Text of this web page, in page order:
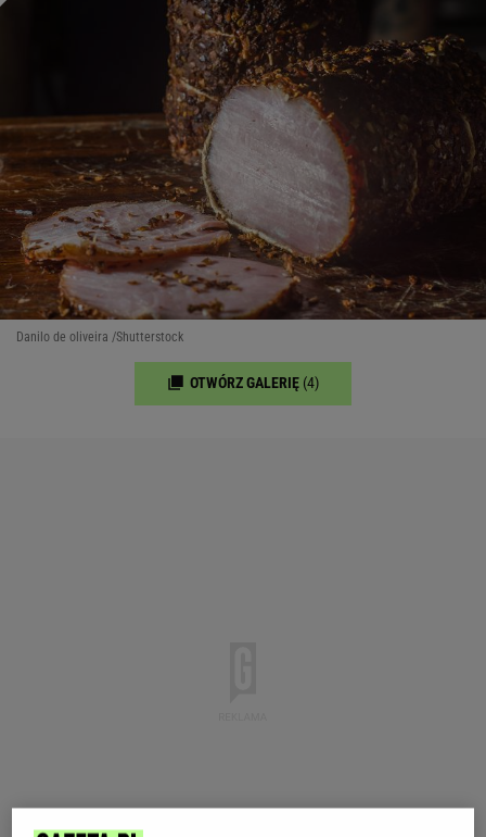
Danilo de oliveira /Shutterstock
OTWÓRZ GALERIĘ (4)